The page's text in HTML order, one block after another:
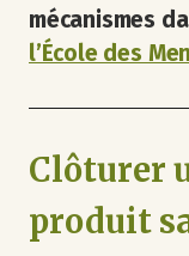
mécanismes
l’École des
Clôturer
produit